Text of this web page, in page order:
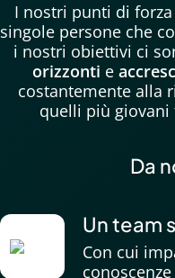
I nostri punti di
singole persone che
i nostri obiettivi ci
orizzonti e
costantemente alla
quelli più
Da
Un team
Con cui
conoscenze